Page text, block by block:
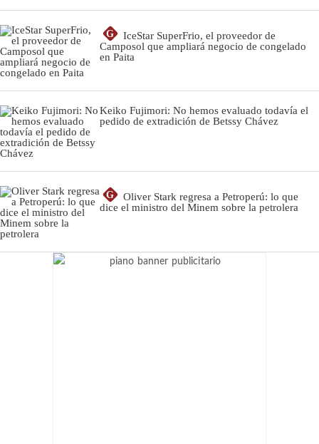
G
IceStar SuperFrio, el proveedor de
Camposol que ampliará negocio de congelado
en Paita
Keiko Fujimori: No hemos evaluado todavía el
pedido de extradición de Betssy Chávez
G
Oliver Stark regresa a Petroperú: lo que
dice el ministro del Minem sobre la petrolera